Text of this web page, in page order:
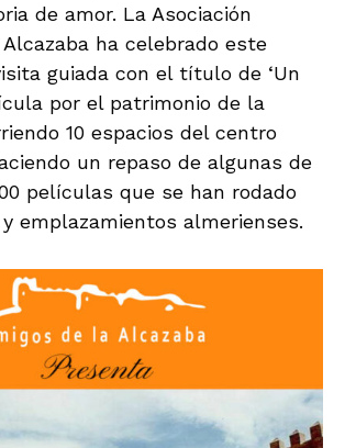
de amor. La Asociación
ha celebrado este
guiada con el título de ‘Un
por el patrimonio de la
10 espacios del centro
un repaso de algunas de
películas que se han rodado
emplazamientos almerienses.